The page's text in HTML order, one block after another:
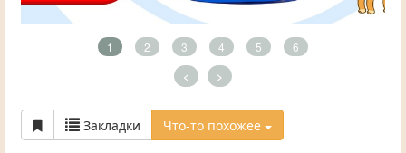
1 2 3 4 5 6
< >
Закладки Что-то похожее